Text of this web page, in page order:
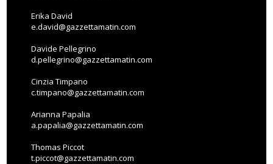
Erika David
e.david@gazzettamatin.com
Davide Pellegrino
d.pellegrino@gazzettamatin.com
Cinzia Timpano
c.timpano@gazzettamatin.com
Arianna Papalia
a.papalia@gazzettamatin.com
Thomas Piccot
t.piccot@gazzettamatin.com